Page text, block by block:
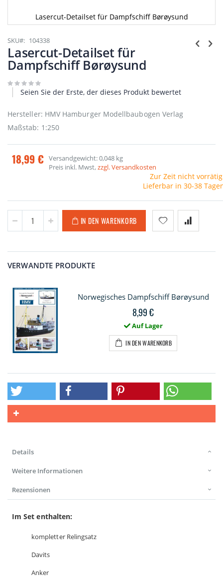
Lasercut-Detailset für Dampfschiff Børøysund
Anfang
der
Bildgalerie
springen
SKU 104338
Lasercut-Detailset für
Dampfschiff Børøysund
Seien Sie der Erste, der dieses Produkt bewertet
Hersteller: HMV Hamburger Modellbaubogen Verlag
Maßstab: 1:250
18,99 € Versandgewicht: 0,048 kg
Preis inkl. Mwst,zzgl. Versandkosten
Zur Zeit nicht
Lieferbar in 30-38
IN DEN WARENKORB
VERWANDTE PRODUKTE
Norwegisches Dampfschiff Børøysund
8,99 €
Auf Lager
IN DEN WARENKORB
Details
Weitere Informationen
Rezensionen
Im Set enthalten:
kompletter Relingsatz
Davits
Anker